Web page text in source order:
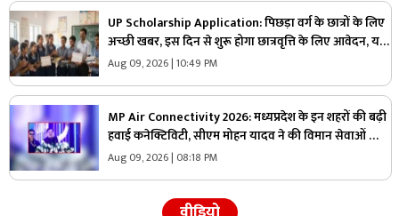
UP Scholarship Application: पिछड़ा वर्ग के छात्रों के लिए
अच्छी खबर, इस दिन से शुरू होगा छात्रवृत्ति के लिए आवेदन, यहां
जानें पात्रता और अन्य शर्तें
Aug 09, 2026 | 10:49 PM
MP Air Connectivity 2026: मध्यप्रदेश के इन शहरों की बढ़ी
हवाई कनेक्टिविटी, सीएम मोहन यादव ने की विमान सेवाओं की
शुरुआत, कहा- अर्थव्यवस्था और पर्यटन को मिलेगी गति
Aug 09, 2026 | 08:18 PM